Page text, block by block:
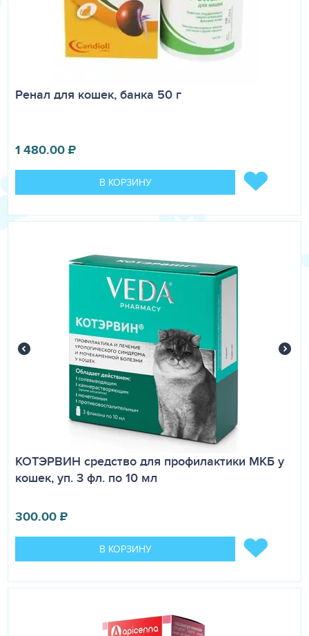
Ренал для кошек, банка 50 г
1 480.00₽
В КОРЗИНУ
КОТЭРВИН средство для профилактики МКБ у
кошек, уп. 3 фл. по 10 мл
300.00₽
В КОРЗИНУ